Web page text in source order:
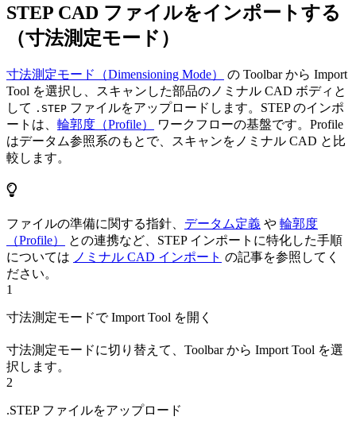
STEP CAD ファイルをインポートする
（寸法測定モード）
寸法測定モード（Dimensioning Mode）
の Toolbar から Import
Tool を選択し、スキャンした部品のノミナル CAD ボディと
して .STEP ファイルをアップロードします。STEP のインポ
ートは、 輪郭度（Profile）
ワークフローの基盤です。Profile
はデータム参照系のもとで、スキャンをノミナル CAD と比
較します。
ファイルの準備に関する指針、 データム定義 や 輪郭度
（Profile）
との連携など、STEP インポートに特化した手順
については ノミナル CAD インポート の記事を参照してく
ださい。
1
寸法測定モードで Import Tool を開く
寸法測定モードに切り替えて、Toolbar から Import Tool を選
択します。
2
.STEP ファイルをアップロード